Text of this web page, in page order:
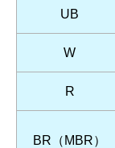
UB
W
R
BR（MBR）